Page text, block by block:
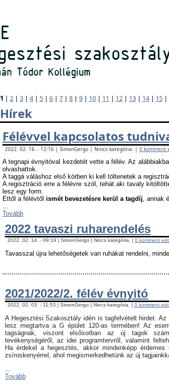
1 | 2 | 3 | 4| 5 | 6 | 7 | 8 | 9 | 10 | 11 | 12 | 13 | 14| 15 |
Hírek
Félévvel kapcsolatos
2022. 02. 16. - 12:16 | SimonGergo | Nincs kategória. | 0 komment
A tegnapi évnyitóval kezdetét vette a félév. Az
olvashattok.
A taggá váláshoz első körben ki kell töltenetek a
A regisztráció erre a félévre szól, tehát aki tavaly
lesz egy form.
Ettől a félévtől ismét bevezetésre kerül a tagdíj, annak
...
Tovább
2022 tavaszi ruharendelés
2022. 02. 14. - 09:19 | SimonGergo | Nincs kategória. | 0 komment
Tavasszal újra lehetőségetek van ruhákat rendelni,
2021/2022/2. félév évnyitó
2022. 02. 03. - 11:53 | SimonGergo | Nincs kategória. | 0 komment
A Hegesztési Szakosztály idén is tagfelvételt hirdet.
lesz megtartva a G épület 120-as termében! Az
tagságnak, viszont elsősorban az új tagok
tevékenységéről, az idei programtervről, valamint
Ha érdekel a hegesztés, akkor mindenképp
zsíroskenyérrel, ahol megismerkedhetünk az új
...
Tovább